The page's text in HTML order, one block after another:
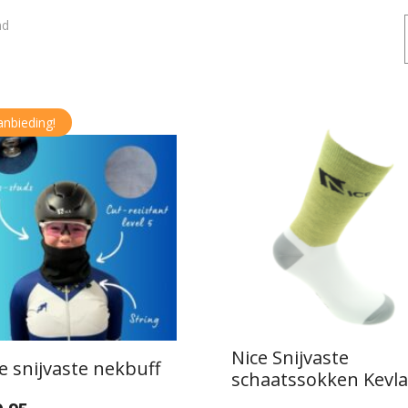
snijvaste nekbuff
Nice Snijvaste
schaatssokken